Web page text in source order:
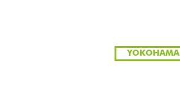
YOKOHAMA